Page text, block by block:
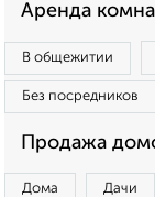
Аренда
В общежитии
Без посредников
Продажа
Дома Дачи